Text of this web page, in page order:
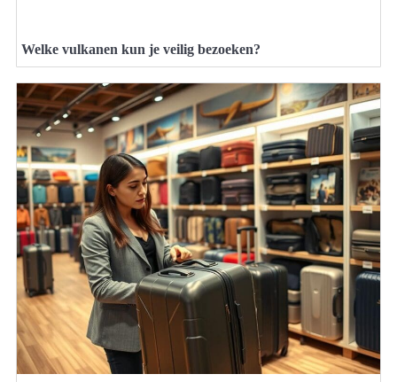
Welke vulkanen kun je veilig bezoeken?